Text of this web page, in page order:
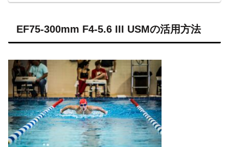
EF75-300mm F4-5.6 III USMの活用方法